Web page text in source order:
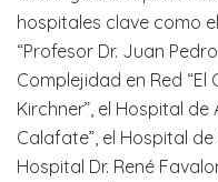
hospitales clave como
“Profesor Dr. Juan
Complejidad en Red “El
Kirchner”, el Hospital de
Calafate”, el Hospital
Hospital Dr. René